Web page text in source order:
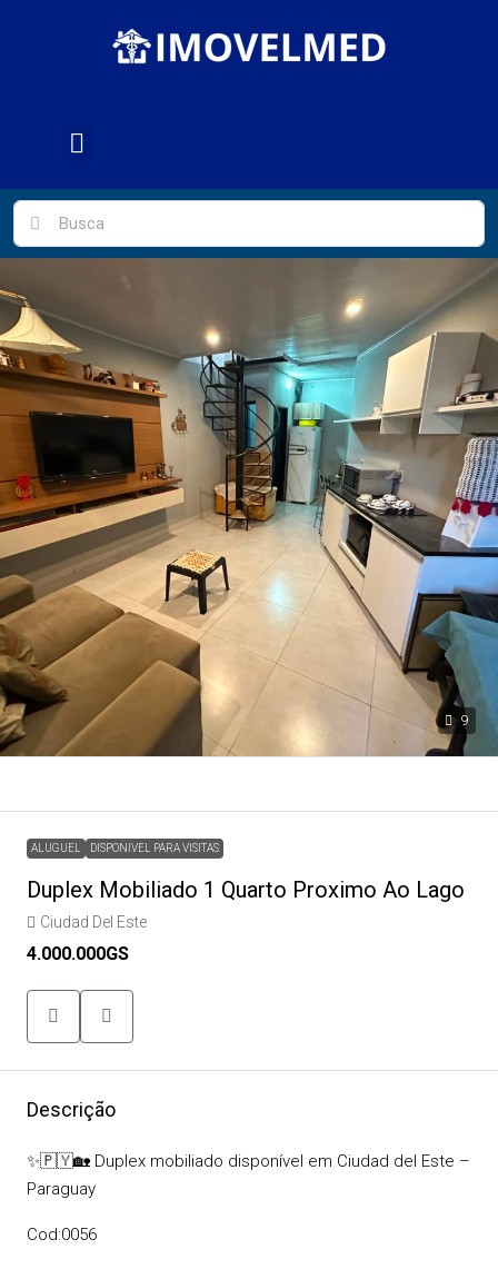
9
ALUGUEL DISPONIVEL PARA VISITAS
Duplex Mobiliado 1 Quarto Proximo Ao Lago
Ciudad Del Este
4.000.000GS
Descrição
✨🇵🇾🏡 Duplex mobiliado disponível em Ciudad del Este –
Paraguay
Cod:0056